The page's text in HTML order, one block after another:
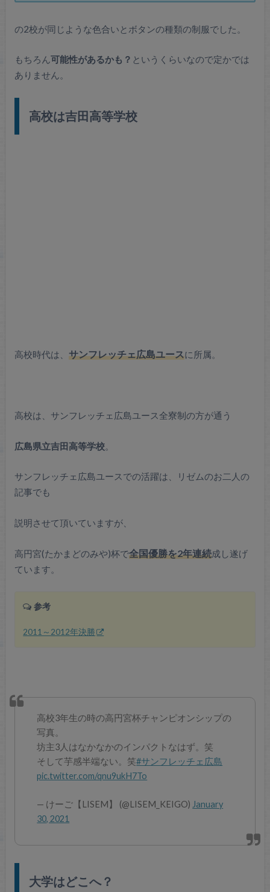
の2校が同じような色合いとボタンの種類の制服でした。
もちろん可能性があるかも？ というくらいなので定かでは
ありません。
高校は吉田高等学校
高校時代は、 サンフレッチェ広島ユースに所属。
高校は、サンフレッチェ広島ユース全寮制の方が通う
広島県立吉田高等学校。
サンフレッチェ広島ユースでの活躍は、リゼムのお二人の
記事でも
説明させて頂いていますが、
高円宮(たかまどのみや)杯で全国優勝を2年連続成し遂げ
ています。
参考
2011～2012年決勝
高校3年生の時の高円宮杯チャンピオンシップの
写真。
坊主3人はなかなかのインパクトなはず。笑
そして芋感半端ない。笑#サンフレッチェ広島
pic.twitter.com/qnu9ukH7To
— けーご【LISEM】 (@LISEM_KEIGO) January
30, 2021
大学はどこへ？